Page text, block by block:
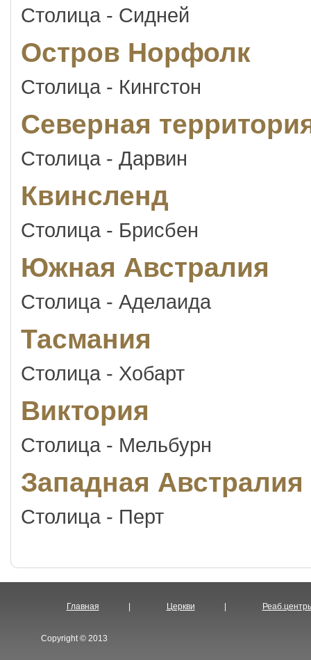
Столица - Сидней
Остров Норфолк
Столица - Кингстон
Северная
Столица - Дарвин
Квинсленд
Столица - Брисбен
Южная Австралия
Столица - Аделаида
Тасмания
Столица - Хобарт
Виктория
Столица - Мельбурн
Западная Австралия
Столица - Перт
Главная Церкви
Copyright © 2013